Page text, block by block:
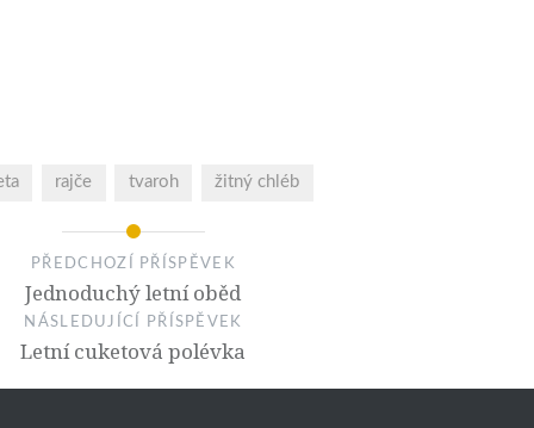
rajče tvaroh žitný chléb
PŘEDCHOZÍ PŘÍSPĚVEK
Jednoduchý letní oběd
NÁSLEDUJÍCÍ PŘÍSPĚVEK
Letní cuketová polévka